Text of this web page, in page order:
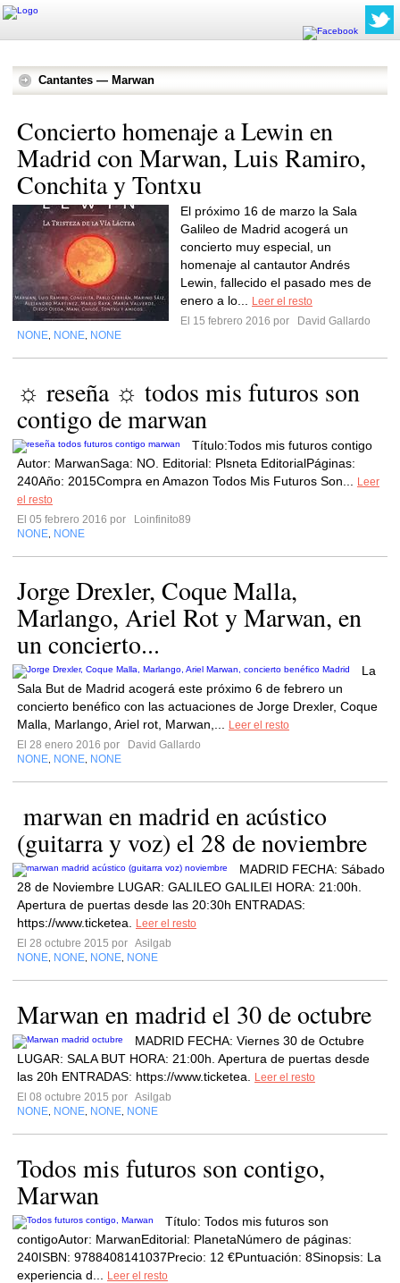
Cantantes — Marwan
Concierto homenaje a Lewin en
Madrid con Marwan, Luis Ramiro,
Conchita y Tontxu
El próximo 16 de marzo la Sala
Galileo de Madrid acogerá un
concierto muy especial, un
homenaje al cantautor Andrés
Lewin, fallecido el pasado mes de
enero a lo...
Leer el resto
El 15 febrero 2016 por
David Gallardo
NONE NONE NONE
☼ reseña ☼ todos mis futuros son
contigo de marwan
Título:Todos mis futuros contigo
Autor: MarwanSaga: NO. Editorial: Plsneta EditorialPáginas:
240Año: 2015Compra en Amazon Todos Mis Futuros Son...
Leer
el resto
El 05 febrero 2016 por
Loinfinito89
NONE NONE
Jorge Drexler, Coque Malla,
Marlango, Ariel Rot y Marwan, en
un concierto...
La
Sala But de Madrid acogerá este próximo 6 de febrero un
concierto benéfico con las actuaciones de Jorge Drexler, Coque
Malla, Marlango, Ariel rot, Marwan,...
Leer el resto
El 28 enero 2016 por
David Gallardo
NONE NONE NONE
(guitarra y voz) el 28 de noviembre
MADRID FECHA: Sábado
28 de Noviembre LUGAR: GALILEO GALILEI HORA: 21:00h.
Apertura de puertas desde las 20:30h ENTRADAS:
https://www.ticketea.
Leer el resto
El 28 octubre 2015 por Asilgab
NONE NONE NONE NONE
Marwan en madrid el 30 de octubre
MADRID FECHA: Viernes 30 de Octubre
LUGAR: SALA BUT HORA: 21:00h. Apertura de puertas desde
las 20h ENTRADAS: https://www.ticketea.
Leer el resto
El 08 octubre 2015 por Asilgab
NONE NONE NONE NONE
Todos mis futuros son contigo,
Marwan
Título: Todos mis futuros son
contigoAutor: MarwanEditorial: PlanetaNúmero de páginas:
240ISBN: 9788408141037Precio: 12 €Puntuación: 8Sinopsis: La
experiencia d...
Leer el resto